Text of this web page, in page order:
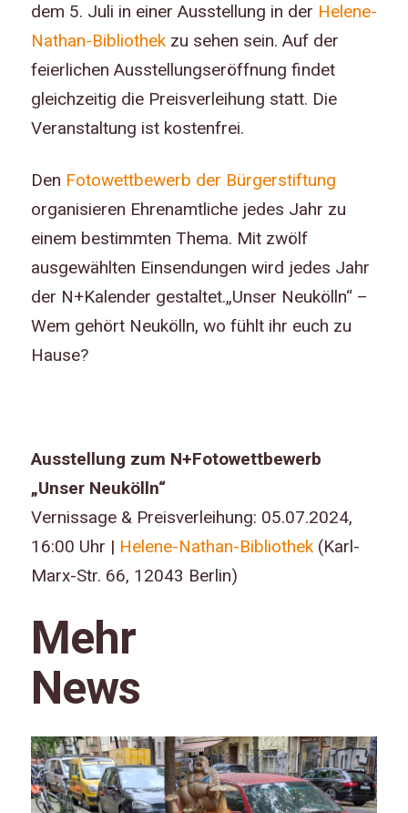
dem 5. Juli in einer Ausstellung in der Helene-
Nathan-Bibliothekzu sehen sein. Auf der
feierlichen Ausstellungseröffnung findet
gleichzeitig die Preisverleihung statt. Die
Veranstaltung ist kostenfrei.
Den Fotowettbewerb der Bürgerstiftung
organisieren Ehrenamtliche jedes Jahr zu
einem bestimmten Thema. Mit zwölf
ausgewählten Einsendungen wird jedes Jahr
der N+Kalender gestaltet.„Unser Neukölln“ –
Wem gehört Neukölln, wo fühlt ihr euch zu
Hause?
Ausstellung zum N+Fotowettbewerb
„Unser Neukölln“
Vernissage & Preisverleihung: 05.07.2024,
16:00 Uhr | Helene-Nathan-Bibliothek(Karl-
Marx-Str. 66, 12043 Berlin)
Mehr
News